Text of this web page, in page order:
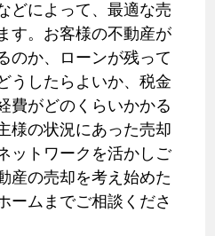
どによって、最適な売
す。お客様の不動産が
のか、ローンが残って
うしたらよいか、税金
費がどのくらいかかる
様の状況にあった売却
ットワークを活かしご
産の売却を考え始めた
ームまでご相談くださ